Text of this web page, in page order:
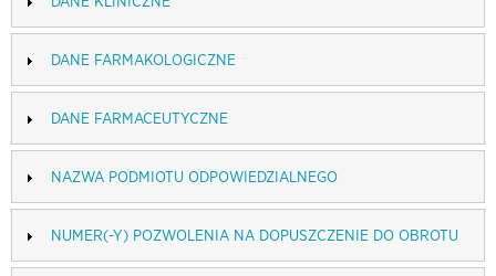
DANE FARMAKOLOGICZNE
DANE FARMACEUTYCZNE
NAZWA PODMIOTU ODPOWIEDZIALNEGO
NUMER(-Y) POZWOLENIA NA DOPUSZCZENIE DO OBROTU